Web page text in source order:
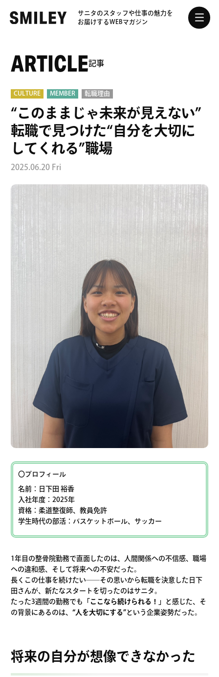
サニタのスタッフや仕事の魅力を
お届けするWEBマガジン
ARTICLE記事
CULTURE MEMBER 転職理由
“このままじゃ未来が見えない”
転職で見つけた“自分を大切に
してくれる”職場
2025.06.20 Fri
〇プロフィール
名前：日下田 裕香
入社年度：2025年
資格：柔道整復師、教員免許
学生時代の部活：バスケットボール、サッカー
1年目の整骨院勤務で直面したのは、人間関係への不信感、職場
への違和感、そして将来への不安だった。
長くこの仕事を続けたい――その思いから転職を決意した日下
田さんが、新たなスタートを切ったのはサニタ。
たった3週間の勤務でも
「ここなら続けられる！」
と感じた、そ
の背景にあるのは、“人を大切にする”という企業姿勢だった。
将来の自分が想像できなかった